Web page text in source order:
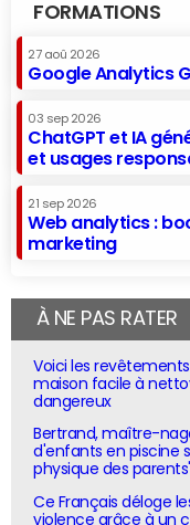
FORMATIONS
27 aoû 2026
Google Analytics
03 sep 2026
ChatGPT et IA
et usages
21 sep 2026
Web analytics :
marketing
À NE PAS RATER
Voici les
maison facile à
dangereux
Bertrand, maître-
d'enfants en piscine
physique des
Ce Français déloge
violence grâce à un